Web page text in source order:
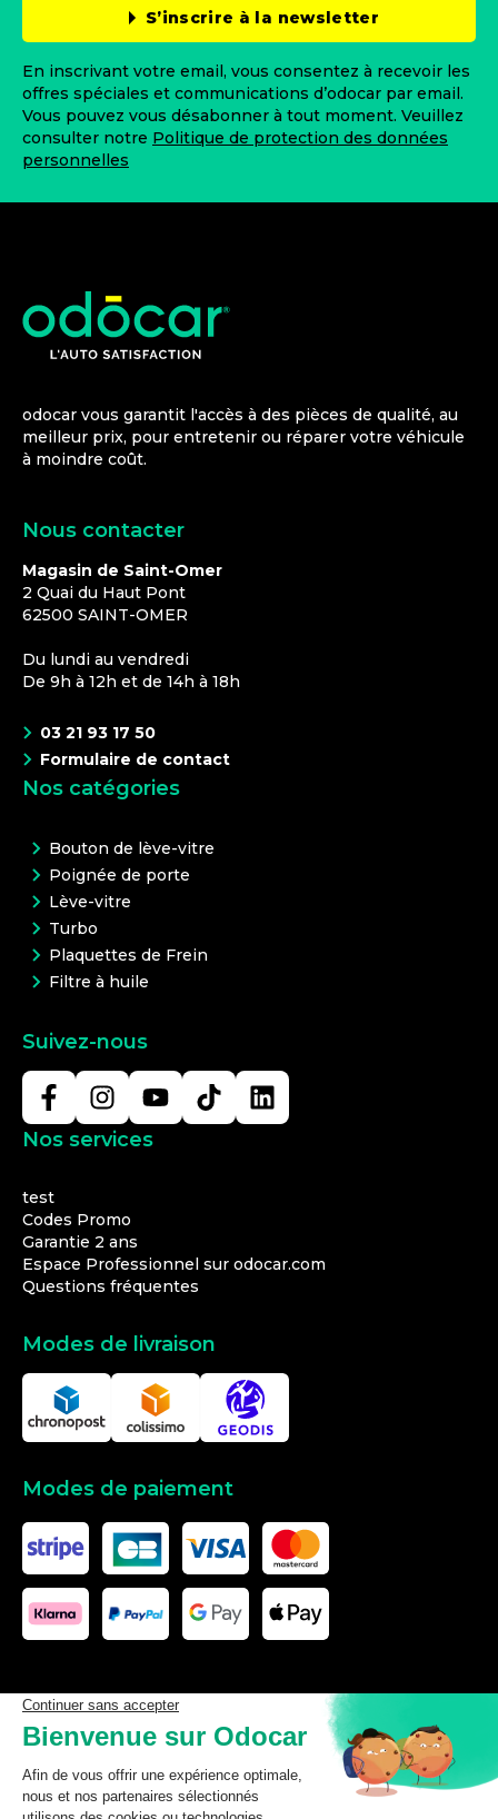
S’inscrire à la newsletter
En inscrivant votre email, vous consentez à recevoir les
offres spéciales et communications d’odocar par email.
Vous pouvez vous désabonner à tout moment. Veuillez
consulter notre Politique de protection des données
personnelles
odocar vous garantit l'accès à des pièces de qualité, au
meilleur prix, pour entretenir ou réparer votre véhicule
à moindre coût.
Nous contacter
Magasin de Saint-Omer
2 Quai du Haut Pont
62500 SAINT-OMER
Du lundi au vendredi
De 9h à 12h et de 14h à 18h
03 21 93 17 50
Formulaire de contact
Nos catégories
Bouton de lève-vitre
Poignée de porte
Lève-vitre
Turbo
Plaquettes de Frein
Filtre à huile
Suivez-nous
Nos services
test
Codes Promo
Garantie 2 ans
Espace Professionnel sur odocar.com
Questions fréquentes
Modes de livraison
Modes de paiement
Les données affichées ici, particulièrement la base de donnée
complète, ne doivent pas être copiées. Il est interdit d’exploiter les
données ou la base de données complète, de laisser un tiers les
exploiter, ni de les rendre accessible à un tiers, sans accord
préalable de TecDoc. Toute infraction constitue une violation des
droits d’auteur et fera l’objet de poursuites.